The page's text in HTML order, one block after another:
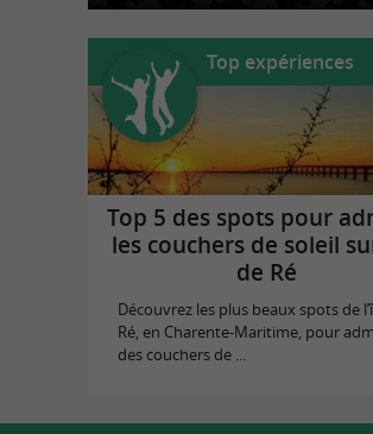
Top expériences
Top 5 des spots pour
les couchers de soleil
de Ré
Découvrez les plus beaux spots de
Ré, en Charente-Maritime, pour
des couchers de ...